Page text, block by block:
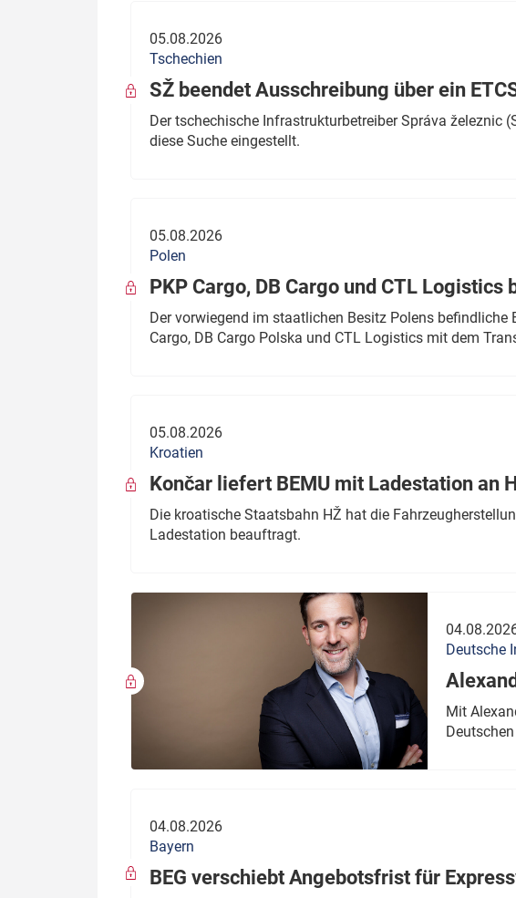
05.08.2026
Tschechien
SŽ beendet Ausschreibung über ein
Der tschechische Infrastrukturbetreiber Správa
diese Suche eingestellt.
05.08.2026
Polen
PKP Cargo, DB Cargo und CTL
Der vorwiegend im staatlichen Besitz Polens befindliche
Cargo, DB Cargo Polska und CTL Logistics mit dem
05.08.2026
Kroatien
Končar liefert BEMU mit Ladestation an
Die kroatische Staatsbahn HŽ hat die
Ladestation beauftragt.
Deutsche
Mit
04.08.2026
Bayern
BEG verschiebt Angebotsfrist für